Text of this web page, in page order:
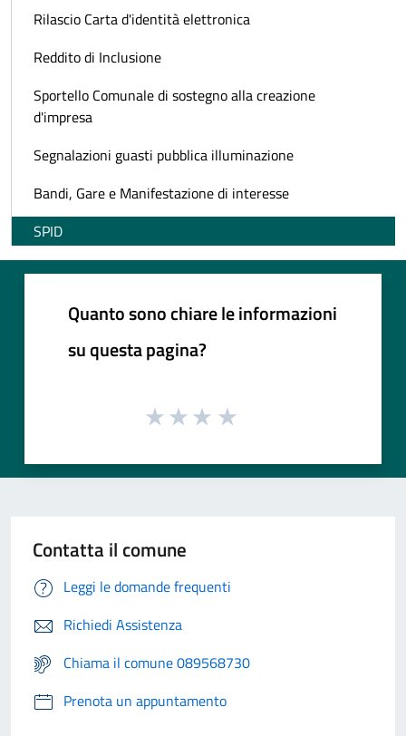
Rilascio Carta d'identità elettronica
Reddito di Inclusione
Sportello Comunale di sostegno alla creazione
d'impresa
Segnalazioni guasti pubblica illuminazione
Bandi, Gare e Manifestazione di interesse
SPID
Quanto sono chiare le informazioni
su questa pagina?
Contatta il comune
Leggi le domande frequenti
Richiedi Assistenza
Chiama il comune 089568730
Prenota un appuntamento